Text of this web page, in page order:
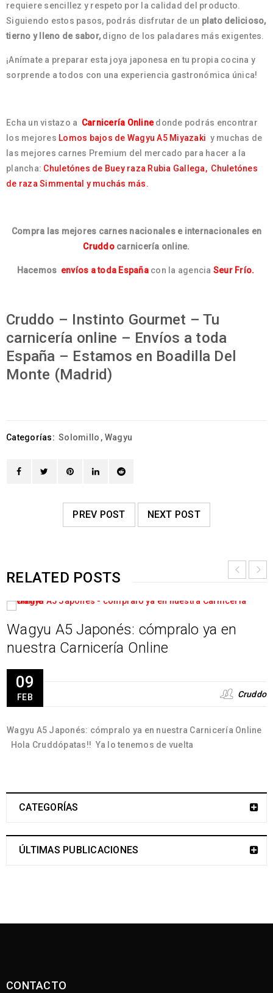
requiere sencillez y respeto por la calidad del producto.
Siguiendo estos pasos, podrás disfrutar de un plato delicioso,
tierno y lleno de sabor,digno de los paladares más exigentes.
¡Anímate a preparar esta joya japonesa en tu propia cocina y
sorprende a todos con una experiencia gastronómica única!
Echa un vistazo a Carnicería Onlinedonde podrás encontrar
los mejores Lomos bajos de Wagyu A5 Miyazaki y muchas de
las mejores carnes Premium del mercado para hacer a la
plancha: Chuletónes de Buey raza Rubia Gallega, Chuletónes
de raza Simmental y muchás más.
Compra las mejores carnes nacionales e internacionales en
Cruddo carnicería online.
Hacemos envíos a toda Españacon la agencia Seur Frío.
Cruddo – Instinto Gourmet – Tu
carnicería online – Envíos a toda
España – Estamos en Boadilla Del
Monte (Madrid)
Categorías: Solomillo , Wagyu
PREV POST NEXT POST
RELATED POSTS
Wagyu A5 Japonés: cómpralo ya en
nuestra Carnicería Online
09
FEB Cruddo
Wagyu A5 Japonés: cómpralo ya en nuestra Carnicería Online
Hola Cruddópatas!! Ya lo tenemos de vuelta
CATEGORÍAS
ÚLTIMAS PUBLICACIONES
CONTACTO